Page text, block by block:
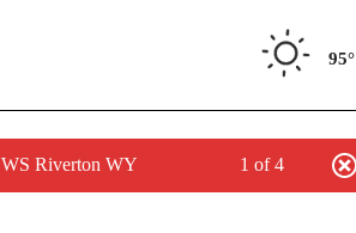
95°
Riverton WY 1 of 4